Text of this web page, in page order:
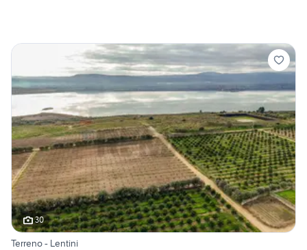
30
Terreno - Lentini